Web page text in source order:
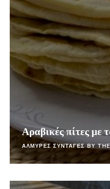
Αραβικές πίτες με
ΑΛΜΥΡΕΣ ΣΥΝΤΑΓΕΣ BY